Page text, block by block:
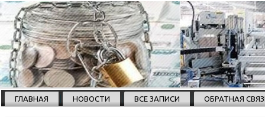
ГЛАВНАЯ НОВОСТИ ВСЕ ЗАПИСИ ОБРАТНАЯ